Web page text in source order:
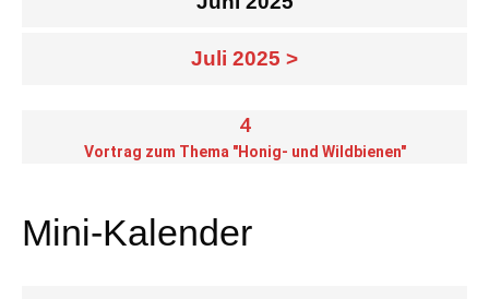
Juli 2025 >
4
Vortrag zum Thema "Honig- und Wildbienen"
Mini-Kalender